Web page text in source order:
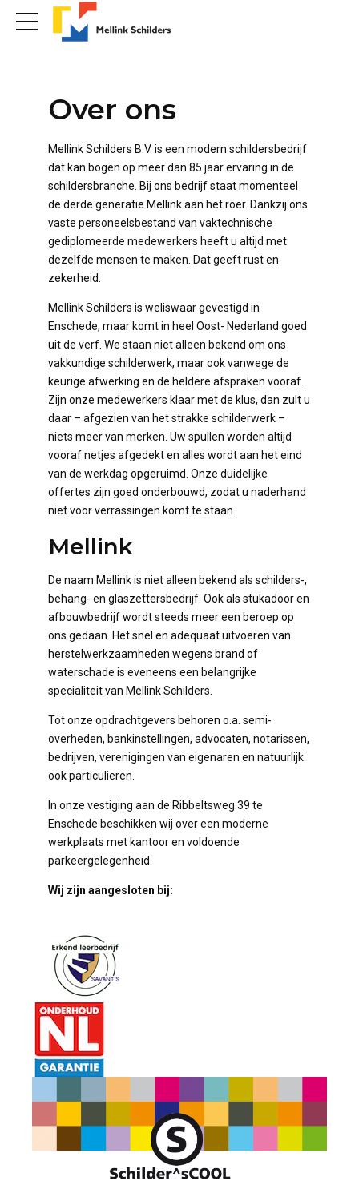
Over ons
Mellink Schilders B.V. is een modern schildersbedrijf
dat kan bogen op meer dan 85 jaar ervaring in de
schildersbranche. Bij ons bedrijf staat momenteel
de derde generatie Mellink aan het roer. Dankzij ons
vaste personeelsbestand van vaktechnische
gediplomeerde medewerkers heeft u altijd met
dezelfde mensen te maken. Dat geeft rust en
zekerheid.
Mellink Schilders is weliswaar gevestigd in
Enschede, maar komt in heel Oost- Nederland goed
uit de verf. We staan niet alleen bekend om ons
vakkundige schilderwerk, maar ook vanwege de
keurige afwerking en de heldere afspraken vooraf.
Zijn onze medewerkers klaar met de klus, dan zult u
daar – afgezien van het strakke schilderwerk –
niets meer van merken. Uw spullen worden altijd
vooraf netjes afgedekt en alles wordt aan het eind
van de werkdag opgeruimd. Onze duidelijke
offertes zijn goed onderbouwd, zodat u naderhand
niet voor verrassingen komt te staan.
Mellink
De naam Mellink is niet alleen bekend als schilders-,
behang- en glaszettersbedrijf. Ook als stukadoor en
afbouwbedrijf wordt steeds meer een beroep op
ons gedaan. Het snel en adequaat uitvoeren van
herstelwerkzaamheden wegens brand of
waterschade is eveneens een belangrijke
specialiteit van Mellink Schilders.
Tot onze opdrachtgevers behoren o.a. semi-
overheden, bankinstellingen, advocaten, notarissen,
bedrijven, verenigingen van eigenaren en natuurlijk
ook particulieren.
In onze vestiging aan de Ribbeltsweg 39 te
Enschede beschikken wij over een moderne
werkplaats met kantoor en voldoende
parkeergelegenheid.
Wij zijn aangesloten bij: